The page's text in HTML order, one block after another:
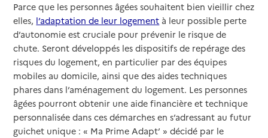
Parce que les personnes âgées souhaitent bien vieillir chez
elles, l’adaptation de leur logement à leur possible perte
d’autonomie est cruciale pour prévenir le risque de
chute. Seront développés les dispositifs de repérage des
risques du logement, en particulier par des équipes
mobiles au domicile, ainsi que des aides techniques
phares dans l’aménagement du logement. Les personnes
âgées pourront obtenir une aide financière et technique
personnalisée dans ces démarches en s’adressant au futur
guichet unique : « Ma Prime Adapt’ » décidé par le